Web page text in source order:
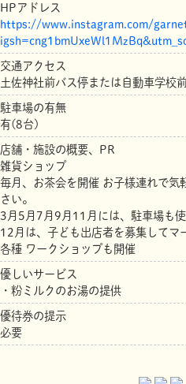
HPアドレス
https://www.instagram.com/
交通アクセス
土佐神社前バス停または自動車学校
駐車場の有無
有(8台)
店舗・施設の概要、PR
雑貨ショップ
毎月、お茶会を開催 お子様連れで気
さい。
3月5月7月9月11月には、駐車場も
12月は、子ども出店者を募集してマ
各種 ワークショップも開催
優しいサービス
・粉ミルクのお湯の提供
優待券の提示
必要